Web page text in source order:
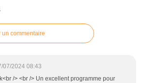
un commentaire
07/2024 08:43
/> <br /> Un excellent programme pour